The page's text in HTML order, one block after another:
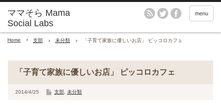
menu
Home 支部 未分類 「子育て家族に優しいお店」 ピッコロカフェ
「子育て家族に優しいお店」 ピッコロカフェ
2014/4/25 支部 未分類